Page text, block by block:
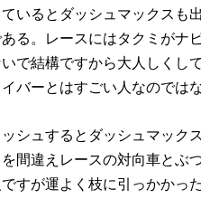
いるとダッシュマックスも
る。レースにはタクミがナ
で結構ですから大人しくし
バーとはすごい人なのでは
シュするとダッシュマック
間違えレースの対向車とぶ
すが運よく枝に引っかかった